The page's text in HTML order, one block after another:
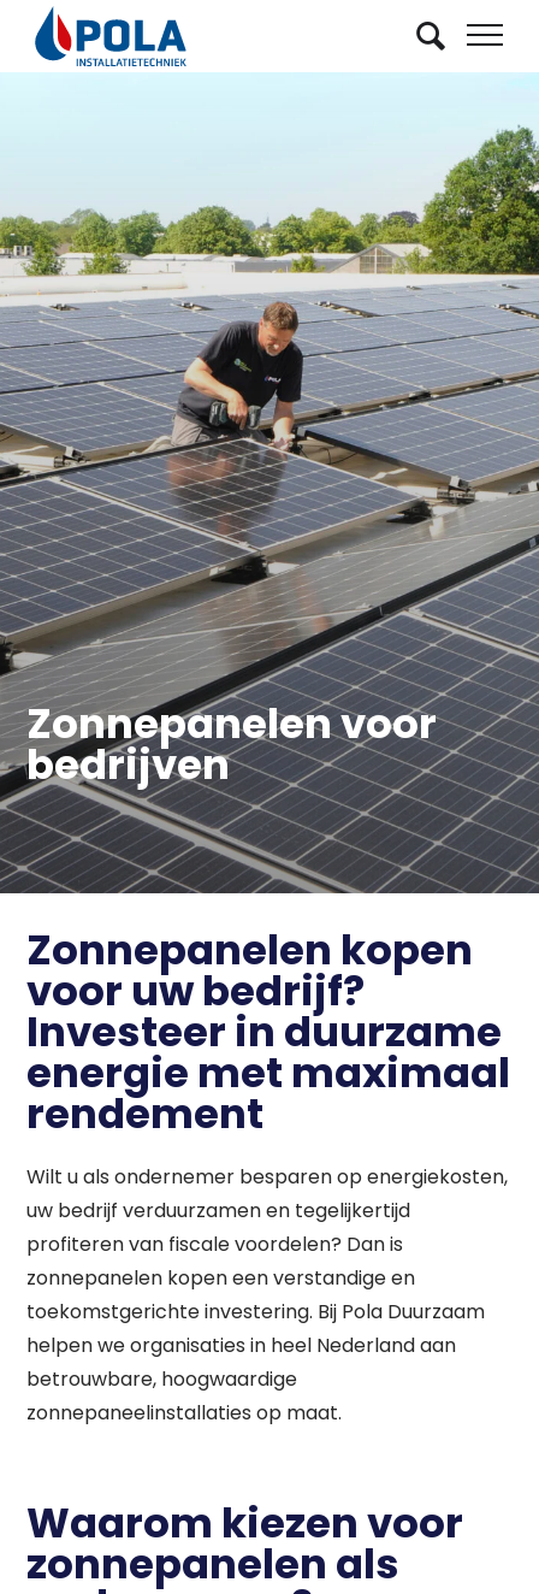
Zonnepanelen voor
bedrijven
Zonnepanelen kopen
voor uw bedrijf?
Investeer in duurzame
energie met maximaal
rendement
Wilt u als ondernemer besparen op energiekosten,
uw bedrijf verduurzamen en tegelijkertijd
profiteren van fiscale voordelen? Dan is
zonnepanelen kopen een verstandige en
toekomstgerichte investering. Bij Pola Duurzaam
helpen we organisaties in heel Nederland aan
betrouwbare, hoogwaardige
zonnepaneelinstallaties op maat.
Waarom kiezen voor
zonnepanelen als